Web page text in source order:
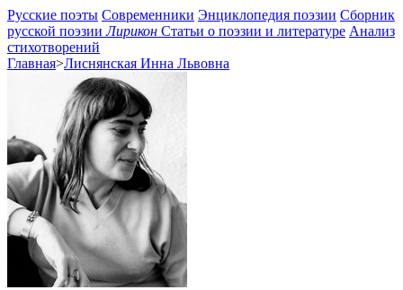
Русские поэты Современники Энциклопедия поэзии Сборник
русской поэзии Лирикон Статьи о поэзии и литературе Анализ
стихотворений
Главная>Лиснянская Инна Львовна